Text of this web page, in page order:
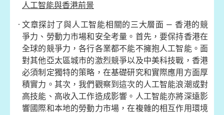
人工智能與香港前景
文章探討了與人工智能相關的三大層面 — 香港的競
爭力、勞動力市場和安全考量。首先，要保持香港在
全球的競爭力，各行各業都不能不擁抱人工智能。面
對其他亞太區城市的激烈競爭以及中美科技戰，香港
必須制定獨特的策略，在基礎研究和實際應用方面厚
積實力。其次，我們觀察到這次的人工智能浪潮或對
高技能、高收入工作造成影響。人工智能亦將深遠影
響國際和本地的勞動力市場，在複雜的相互作用環境